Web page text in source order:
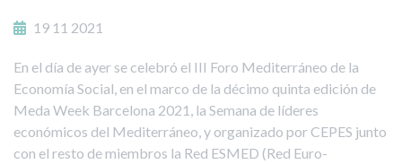
19 11 2021
En el día de ayer se celebró el III Foro Mediterráneo de la
Economía Social, en el marco de la décimo quinta edición de
Meda Week Barcelona 2021, la Semana de líderes
económicos del Mediterráneo, y organizado por CEPES junto
con el resto de miembros la Red ESMED (Red Euro-